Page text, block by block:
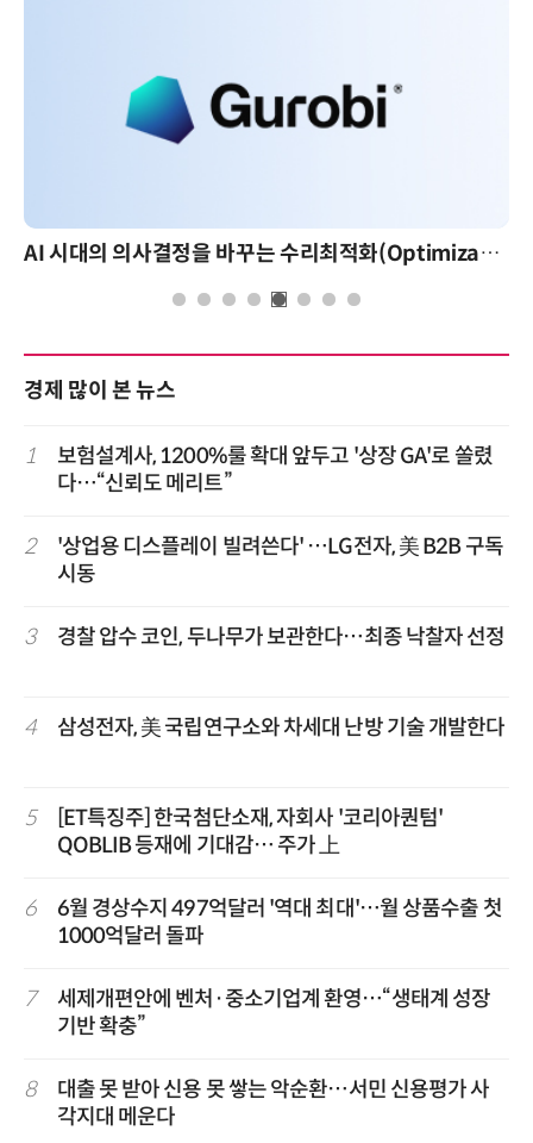
AI 시대의 의사결정을 바꾸는 수리최적화(Optimization): 실제 산업 적용 사례와 활용 전략
경제 많이 본 뉴스
1
보험설계사, 1200%룰 확대 앞두고 '상장 GA'로 쏠렸
다…“신뢰도 메리트”
2
'상업용 디스플레이 빌려쓴다' …LG전자, 美 B2B 구독
시동
3 경찰 압수 코인, 두나무가 보관한다…최종 낙찰자 선정
4 삼성전자, 美 국립연구소와 차세대 난방 기술 개발한다
5
[ET특징주] 한국첨단소재, 자회사 '코리아퀀텀'
QOBLIB 등재에 기대감… 주가 上
6
6월 경상수지 497억달러 '역대 최대'…월 상품수출 첫
1000억달러 돌파
7
세제개편안에 벤처·중소기업계 환영…“생태계 성장
기반 확충”
8
대출 못 받아 신용 못 쌓는 악순환…서민 신용평가 사
각지대 메운다